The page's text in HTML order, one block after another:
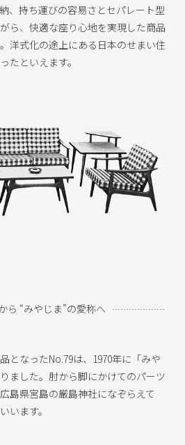
、持ち運びの容易さとセパレート型
ら、快適な座り心地を実現した商品
洋式化の途上にある日本のせまい住
たといえます。
ら “みやじま”の愛称へ
となったNo.79は、1970年に「みや
ました。肘から脚にかけてのパーツ
島県宮島の厳島神社になぞらえて
います。